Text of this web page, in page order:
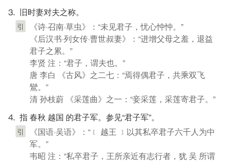
⒊ 旧时妻对夫之称。
引
《诗·召南·草虫》：“未见君子，忧心忡忡。”
《后汉书·列女传·曹世叔妻》：“进增父母之羞，退益
君子之累。”
李贤 注：“君子，谓夫也。”
唐 李白 《古风》之二七：“焉得偶君子，共乘双飞
鸞。”
清 孙枝蔚 《采莲曲》之一：“妾采莲，采莲寄君子。”
⒋ 指 春秋 越国 的君子军。参见“君子军”。
引
《国语·吴语》：“﹝ 越王 ﹞以其私卒君子六千人为中
军。”
韦昭 注：“私卒君子，王所亲近有志行者，犹 吴 所谓